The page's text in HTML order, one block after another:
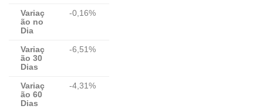
Variaç
ão no
Dia
-0,16%
Variaç
ão 30
Dias
-6,51%
Variaç
ão 60
Dias
-4,31%